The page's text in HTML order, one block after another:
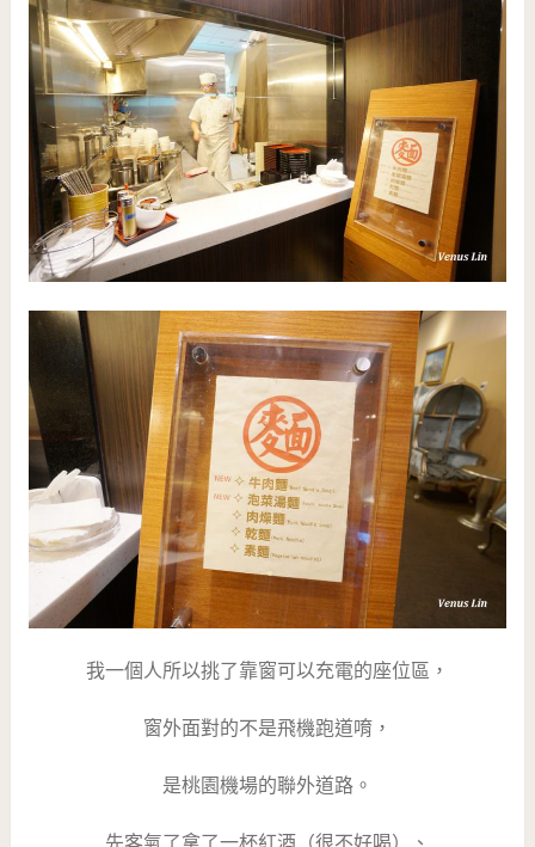
我一個人所以挑了靠窗可以充電的座位區，
窗外面對的不是飛機跑道唷，
是桃園機場的聯外道路。